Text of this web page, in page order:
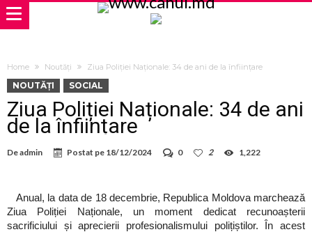
Home Noutăți Ziua Poliției Naționale: 34 de ani de la înființare
NOUTĂȚI SOCIAL
Ziua Poliției Naționale: 34 de ani
de la înființare
Deadmin Postat pe 18/12/2024 0 2 1,222
Anual, la data de 18 decembrie, Republica Moldova marchează
Ziua Poliției Naționale, un moment dedicat recunoașterii
sacrificiului și aprecierii profesionalismului polițiștilor. În acest